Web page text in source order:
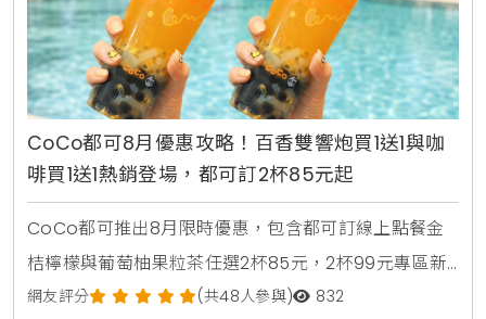
CoCo都可8月優惠攻略！百香雙響炮買1送1與咖
啡買1送1熱銷登場，都可訂2杯85元起
CoCo都可推出8月限時優惠，包含都可訂線上點餐金
桔檸檬與葡萄柚果粒茶任選2杯85元，2杯99元專區新
上架粉角檸檬冬瓜，每週一二指定咖啡買1送1，8月5日
網友評分 (共48人參與) 832